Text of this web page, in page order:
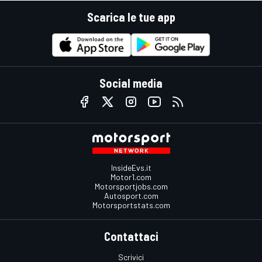
Scarica le tue app
Social media
InsideEvs.it
Motor1.com
Motorsportjobs.com
Autosport.com
Motorsportstats.com
Contattaci
Scrivici